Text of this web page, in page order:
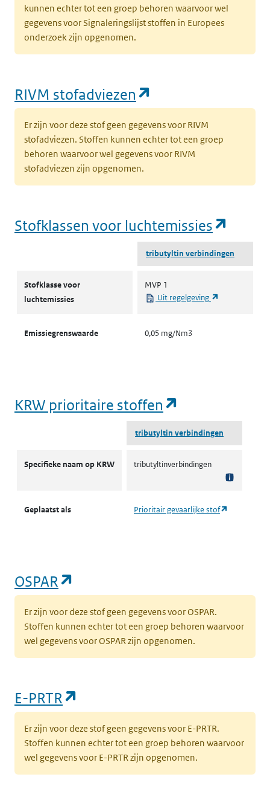
kunnen echter tot een groep behoren waarvoor wel
gegevens voor Signaleringslijst stoffen in Europees
onderzoek zijn opgenomen.
RIVM stofadviezen
Er zijn voor deze stof geen gegevens voor RIVM
stofadviezen. Stoffen kunnen echter tot een groep
behoren waarvoor wel gegevens voor RIVM
stofadviezen zijn opgenomen.
Stofklassen voor luchtemissies
tributyltin verbindingen
Stofklasse voor
luchtemissies
MVP 1
Uit regelgeving
Emissiegrenswaarde 0,05 mg/Nm3
KRW prioritaire stoffen
tributyltin verbindingen
Specifieke naam op KRW tributyltinverbindingen
Geplaatst als Prioritair gevaarlijke stof
OSPAR
Er zijn voor deze stof geen gegevens voor OSPAR.
Stoffen kunnen echter tot een groep behoren waarvoor
wel gegevens voor OSPAR zijn opgenomen.
E-PRTR
Er zijn voor deze stof geen gegevens voor E-PRTR.
Stoffen kunnen echter tot een groep behoren waarvoor
wel gegevens voor E-PRTR zijn opgenomen.